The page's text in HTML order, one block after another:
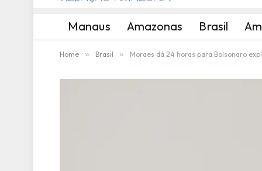
Manaus Amazonas Brasil
Home » Brasil » Moraes dá 24 horas para Bolsonaro